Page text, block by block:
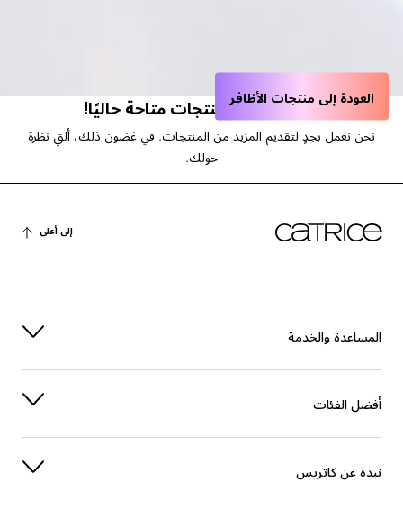
عفوًا، لا توجد منتجات متاحة حاليًا!
نحن نعمل بجدٍ لتقديم المزيد من المنتجات. في غضون ذلك، ألقِ نظرة
حولك.
العودة إلى منتجات الأظافر
إلى أعلى
المساعدة والخدمة
أفضل الفئات
نبذة عن كاتريس